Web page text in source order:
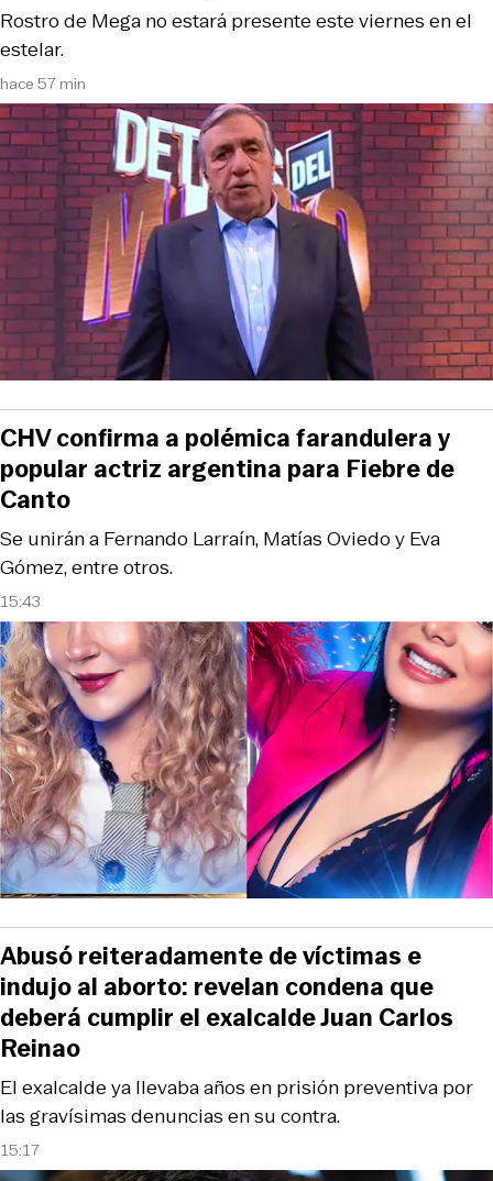
hace 57 min
Rostro de Mega no estará presente este viernes en el
estelar.
15:43
Se unirán a Fernando Larraín, Matías Oviedo y Eva
Gómez, entre otros.
CHV confirma a polémica farandulera y
popular actriz argentina para Fiebre de
Canto
15:17
El exalcalde ya llevaba años en prisión preventiva por
las gravísimas denuncias en su contra.
Abusó reiteradamente de víctimas e
indujo al aborto: revelan condena que
deberá cumplir el exalcalde Juan Carlos
Reinao